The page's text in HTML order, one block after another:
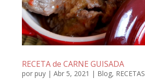
RECETA de CARNE GUISADA
por puy| Abr 5, 2021 | Blog, RECETAS